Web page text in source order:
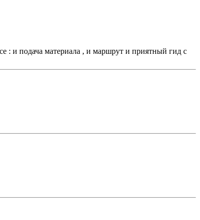
: и подача материала , и маршрут и приятный гид с